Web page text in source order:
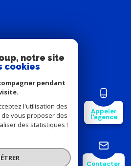
Appeler
l'agence
Contacter
notre site
cookies
pendant
l'utilisation des
vous proposer des
des statistiques !